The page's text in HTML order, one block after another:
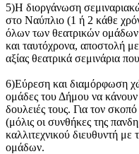
5)Η διοργάνωση
στο Ναύπλιο (1 ή 2 κάθε
όλων των θεατρικών
και ταυτόχρονα,
αξίας θεατρικά σεμινάρια
6)Εύρεση και διαμόρφωση
ομάδες του Δήμου να κάνουν
δουλειές τους. Για τον
(μόλις οι συνθήκες της
καλλιτεχνικού διευθυντή
ομάδων.